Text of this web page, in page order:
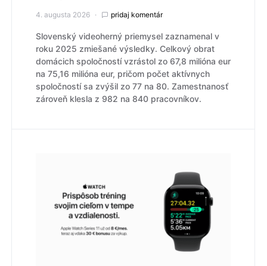
4. augusta 2026 pridaj komentár
Slovenský videoherný priemysel zaznamenal v
roku 2025 zmiešané výsledky. Celkový obrat
domácich spoločností vzrástol zo 67,8 milióna eur
na 75,16 milióna eur, pričom počet aktívnych
spoločností sa zvýšil zo 77 na 80. Zamestnanosť
zároveň klesla z 982 na 840 pracovníkov.